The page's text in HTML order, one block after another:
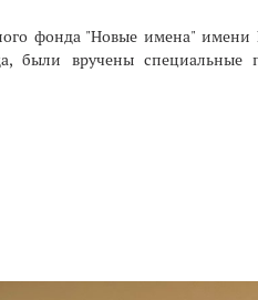
фонда "Новые имена" имени
были вручены специальные